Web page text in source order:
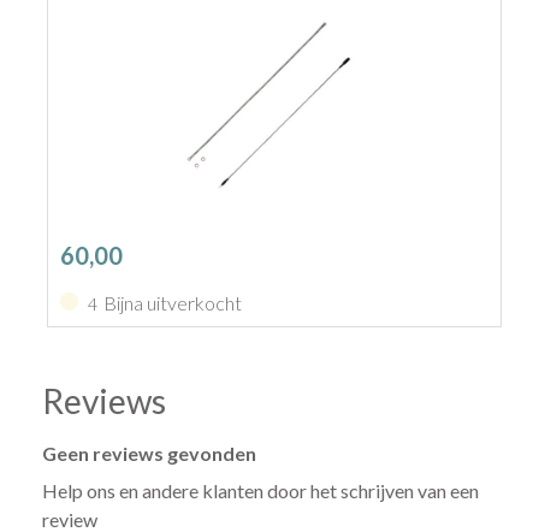
60,00
4 Bijna uitverkocht
Reviews
Geen reviews gevonden
Help ons en andere klanten door het schrijven van een
review